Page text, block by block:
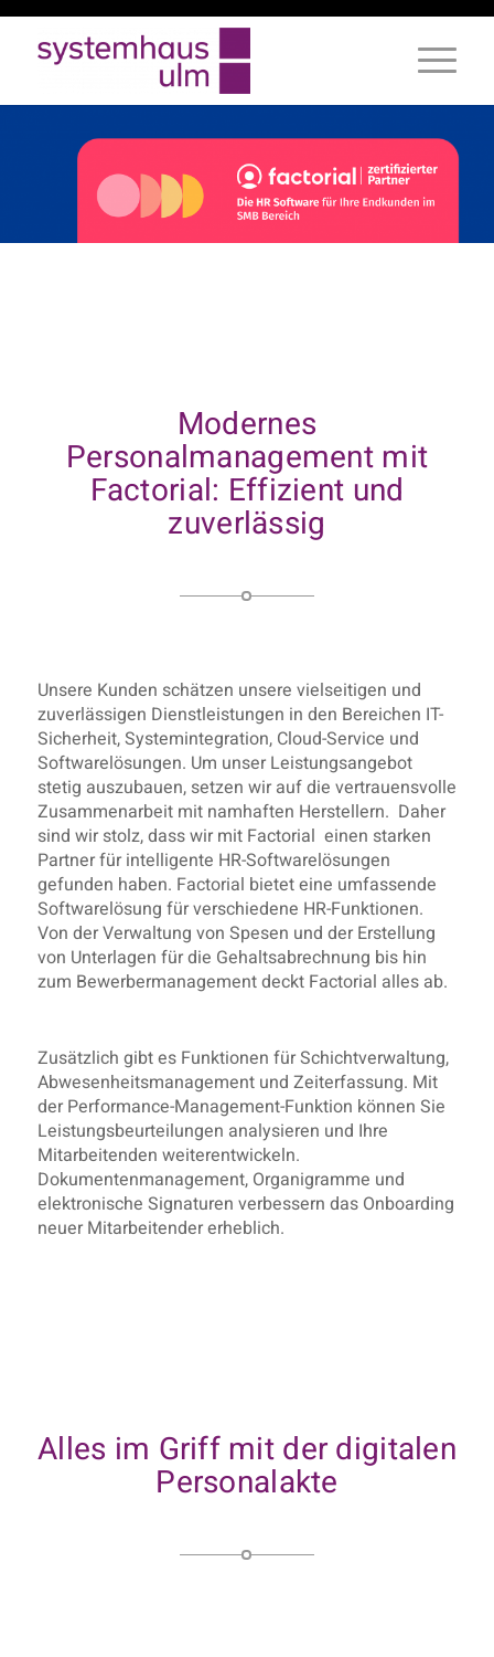
Modernes
Personalmanagement mit
Factorial: Effizient und
zuverlässig
Unsere Kunden schätzen unsere vielseitigen und
zuverlässigen Dienstleistungen in den Bereichen IT-
Sicherheit, Systemintegration, Cloud-Service und
Softwarelösungen. Um unser Leistungsangebot
stetig auszubauen, setzen wir auf die vertrauensvolle
Zusammenarbeit mit namhaften Herstellern. Daher
sind wir stolz, dass wir mit Factorial einen starken
Partner für intelligente HR-Softwarelösungen
gefunden haben. Factorial bietet eine umfassende
Softwarelösung für verschiedene HR-Funktionen.
Von der Verwaltung von Spesen und der Erstellung
von Unterlagen für die Gehaltsabrechnung bis hin
zum Bewerbermanagement deckt Factorial alles ab.
Zusätzlich gibt es Funktionen für Schichtverwaltung,
Abwesenheitsmanagement und Zeiterfassung. Mit
der Performance-Management-Funktion können Sie
Leistungsbeurteilungen analysieren und Ihre
Mitarbeitenden weiterentwickeln.
Dokumentenmanagement, Organigramme und
elektronische Signaturen verbessern das Onboarding
neuer Mitarbeitender erheblich.
Alles im Griff mit der digitalen
Personalakte